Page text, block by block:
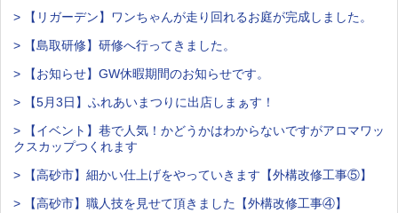
> 【リガーデン】ワンちゃんが走り回れるお庭が完成しました。
> 【島取研修】研修へ行ってきました。
> 【お知らせ】GW休暇期間のお知らせです。
> 【5月3日】ふれあいまつりに出店しまぁす！
> 【イベント】巷で人気！かどうかはわからないですがアロマワッ
クスカップつくれます
> 【高砂市】細かい仕上げをやっていきます【外構改修工事⑤】
> 【高砂市】職人技を見せて頂きました【外構改修工事④】